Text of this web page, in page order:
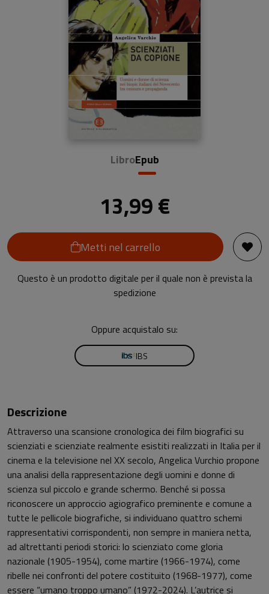
LibroEpub
13,99 €
Metti nel carrello
Questo è un prodotto digitale per il quale non è prevista la
spedizione
Oppure acquistalo su:
IBS
Descrizione
Attraverso una scansione cronologica dei film biografici su
scienziati e scienziate realmente esistiti realizzati in Italia per il
cinema e la televisione nel XX secolo, Angelica Vurchio propone
una analisi della rappresentazione degli uomini e donne di
scienza sul piccolo e grande schermo. Benché si possa
riconoscere un approccio agiografico preminente e comune a
tutte le pellicole biografiche, si individuano quattro schemi
rappresentativi corrispondenti, non sempre in maniera netta,
ad altrettanti periodi storici: lo scienziato come gloria
nazionale (1905-1954), come martire (1966-1974), come
ribelle nei confronti del potere costituito (1968-1977), come
essere “umano troppo umano” (1972-2024). L’autrice si